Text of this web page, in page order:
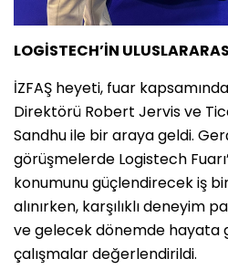
LOGİSTECH’İN
İZFAŞ heyeti, fuar
Direktörü Robert Jervis ve
Sandhu ile bir araya geldi.
görüşmelerde Logistech
konumunu güçlendirecek iş
alınırken, karşılıklı deneyim
ve gelecek dönemde hayata
çalışmalar değerlendirildi.